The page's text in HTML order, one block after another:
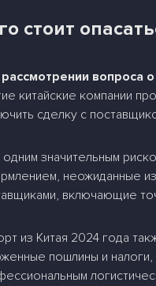
стоит
вопроса
китайские компании
сделку с
значительным
неожиданные
включающие
из Китая 2024 года
пошлины и